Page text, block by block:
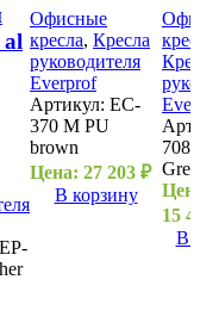
EP-
Офисные
кресла, Кресла
руководителя
Everprof
Артикул: EC-
370 M PU
brown
Цена: 27 203 ₽
В корзину
708
Grey
15
В